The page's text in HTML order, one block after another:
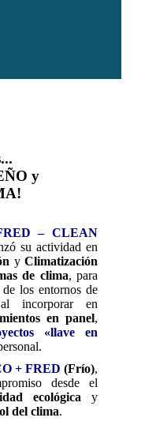
y
– CLEAN
su actividad en
yClimatización
de clima, para
los entornos de
al incorporar en
en panel,
«llave en
+ FRED (Frío),
desde el
ecológica y
del clima.